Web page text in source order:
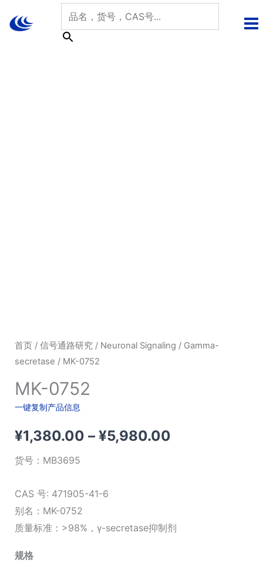
首页/ 信号通路研究/ Neuronal Signaling / Gamma-
secretase / MK-0752
MK-0752
一键复制产品信息
¥1,380.00 – ¥5,980.00价
货号： MB3695
CAS 号: 471905-41-6
别名：MK-0752
质量标准：>98%，γ-secretase抑制剂
规格